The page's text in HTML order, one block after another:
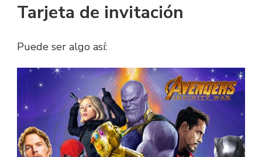
Tarjeta de invitación
Puede ser algo así: